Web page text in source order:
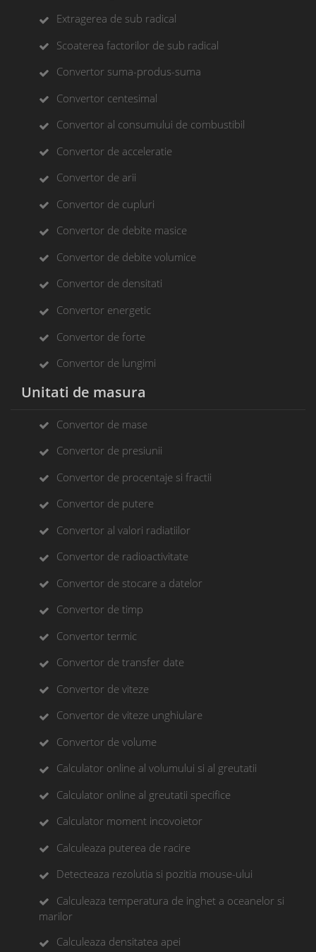
Extragerea de sub radical
Scoaterea factorilor de sub radical
Convertor suma-produs-suma
Convertor centesimal
Convertor al consumului de combustibil
Convertor de acceleratie
Convertor de arii
Convertor de cupluri
Convertor de debite masice
Convertor de debite volumice
Convertor de densitati
Convertor energetic
Convertor de forte
Convertor de lungimi
Unitati de masura
Convertor de mase
Convertor de presiunii
Convertor de procentaje si fractii
Convertor de putere
Convertor al valori radiatiilor
Convertor de radioactivitate
Convertor de stocare a datelor
Convertor de timp
Convertor termic
Convertor de transfer date
Convertor de viteze
Convertor de viteze unghiulare
Convertor de volume
Calculator online al volumului si al greutatii
Calculator online al greutatii specifice
Calculator moment incovoietor
Calculeaza puterea de racire
Detecteaza rezolutia si pozitia mouse-ului
Calculeaza temperatura de inghet a oceanelor si
marilor
Calculeaza densitatea apei